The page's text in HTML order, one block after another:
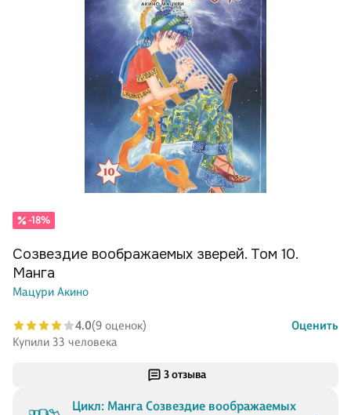
3 отзыва
Цикл: Манга Созвездие воображаемых
-18%
Созвездие воображаемых зверей. Том 10.
Манга
Мацури Акино
4.0(9 оценок)
Оценить
Купили 33 человека